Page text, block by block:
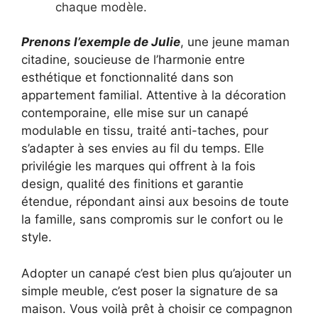
chaque modèle.
Prenons l’exemple de Julie, une jeune maman
citadine, soucieuse de l’harmonie entre
esthétique et fonctionnalité dans son
appartement familial. Attentive à la décoration
contemporaine, elle mise sur un canapé
modulable en tissu, traité anti-taches, pour
s’adapter à ses envies au fil du temps. Elle
privilégie les marques qui offrent à la fois
design, qualité des finitions et garantie
étendue, répondant ainsi aux besoins de toute
la famille, sans compromis sur le confort ou le
style.
Adopter un canapé c’est bien plus qu’ajouter un
simple meuble, c’est poser la signature de sa
maison. Vous voilà prêt à choisir ce compagnon